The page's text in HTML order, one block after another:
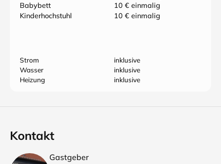
Babybett
10 € einmalig
Kinderhochstuhl
10 € einmalig
Strom
inklusive
Wasser
inklusive
Heizung
inklusive
Kontakt
Gastgeber